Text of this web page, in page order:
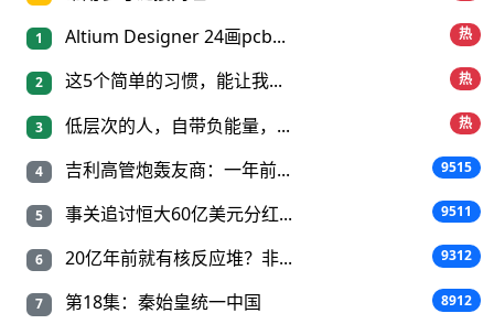
1 Altium Designer 24画pcb... 热
2 这5个简单的习惯，能让我... 热
3 低层次的人，自带负能量，... 热
4 吉利高管炮轰友商：一年前... 9515
5 事关追讨恒大60亿美元分红... 9511
6 20亿年前就有核反应堆？非... 9312
7 第18集：秦始皇统一中国 8912